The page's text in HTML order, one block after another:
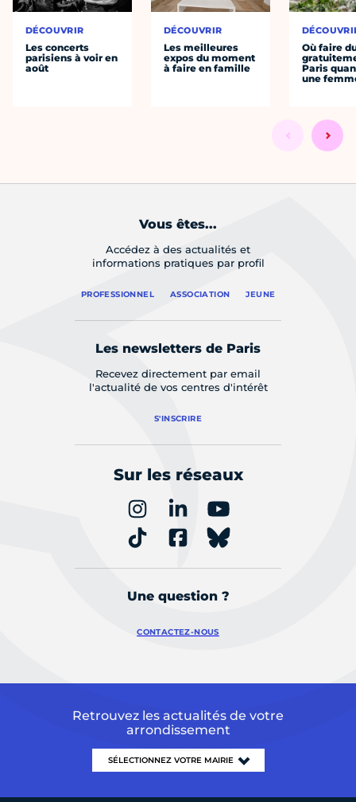
DÉCOUVRIR
Les concerts
parisiens à voir en
août
DÉCOUVRIR
Les meilleures
expos du moment
à faire en famille
Où faire
Paris
une
Vous êtes...
Accédez à des actualités et
informations pratiques par profil
PROFESSIONNEL ASSOCIATION JEUNE
Les newsletters de Paris
Recevez directement par email
l'actualité de vos centres d'intérêt
S'INSCRIRE
Sur les réseaux
Une question ?
CONTACTEZ-NOUS
Retrouvez les actualités de votre
arrondissement